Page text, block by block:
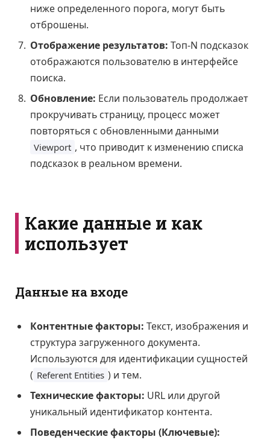
ниже определенного порога, могут быть
отброшены.
Отображение результатов: Топ-N подсказок
отображаются пользователю в интерфейсе
поиска.
Обновление: Если пользователь продолжает
прокручивать страницу, процесс может
повторяться с обновленными данными
Viewport , что приводит к изменению списка
подсказок в реальном времени.
Какие данные и как
использует
Данные на входе
Контентные факторы: Текст, изображения и
структура загруженного документа.
Используются для идентификации сущностей
( Referent Entities ) и тем.
Технические факторы: URL или другой
уникальный идентификатор контента.
Поведенческие факторы (Ключевые):